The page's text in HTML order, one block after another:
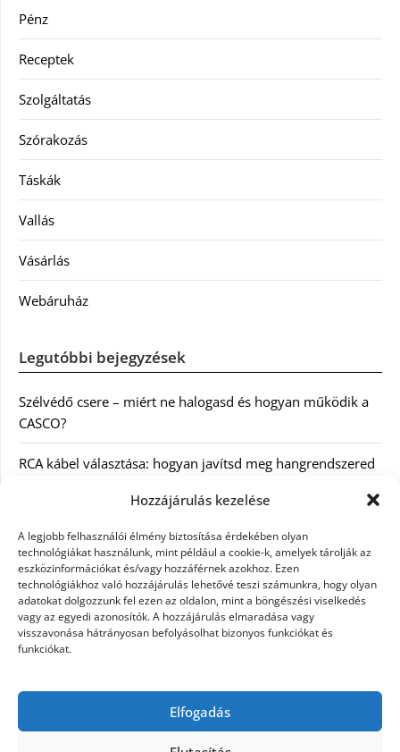
Hozzájárulás kezelése
A legjobb felhasználói élmény biztosítása érdekében olyan
technológiákat használunk, mint például a cookie-k, amelyek tárolják az
eszközinformációkat és/vagy hozzáférnek azokhoz. Ezen
technológiákhoz való hozzájárulás lehetővé teszi számunkra, hogy olyan
adatokat dolgozzunk fel ezen az oldalon, mint a böngészési viselkedés
vagy az egyedi azonosítók. A hozzájárulás elmaradása vagy
visszavonása hátrányosan befolyásolhat bizonyos funkciókat és
funkciókat.
Elfogadás
Pénz
Receptek
Szolgáltatás
Szórakozás
Táskák
Vallás
Vásárlás
Webáruház
Legutóbbi bejegyzések
Szélvédő csere – miért ne halogasd és hogyan működik a
CASCO?
RCA kábel választása: hogyan javítsd meg hangrendszered
Magyarországon: milyen jogi szabályozásra kell figyelni?
Akciós külföldi nyaralás 2026-ban előfoglalással: mit
ellenőrizz az ár mellett?
A Kassai Irodaház modern munkakörnyezetet biztosít